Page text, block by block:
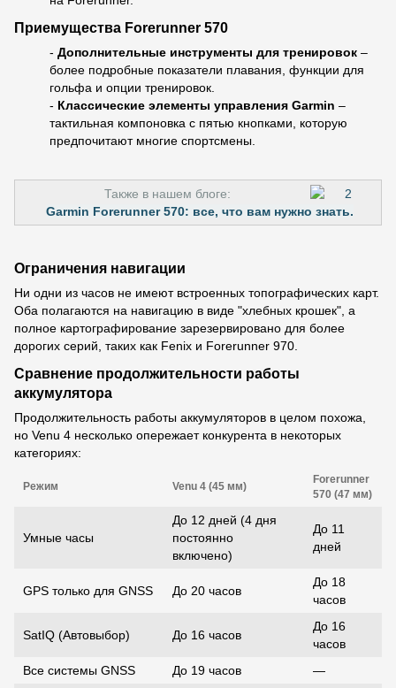
Приемущества Forerunner 570
- Дополнительные инструменты для тренировок –
более подробные показатели плавания, функции для
гольфа и опции тренировок.
- Классические элементы управления Garmin –
тактильная компоновка с пятью кнопками, которую
предпочитают многие спортсмены.
Также в нашем блоге:
Garmin Forerunner 570: все, что вам нужно знать.
Ограничения навигации
Ни одни из часов не имеют встроенных топографических карт.
Оба полагаются на навигацию в виде "хлебных крошек", а
полное картографирование зарезервировано для более
дорогих серий, таких как Fenix и Forerunner 970.
Сравнение продолжительности работы
аккумулятора
Продолжительность работы аккумуляторов в целом похожа,
но Venu 4 несколько опережает конкурента в некоторых
категориях:
Режим Venu 4 (45 мм)
Forerunner
570 (47 мм)
Умные часы
До 12 дней (4 дня
постоянно
включено)
До 11
дней
GPS только для GNSS До 20 часов
До 18
часов
SatIQ (Автовыбор) До 16 часов
До 16
часов
Все системы GNSS
До 19 часов
—